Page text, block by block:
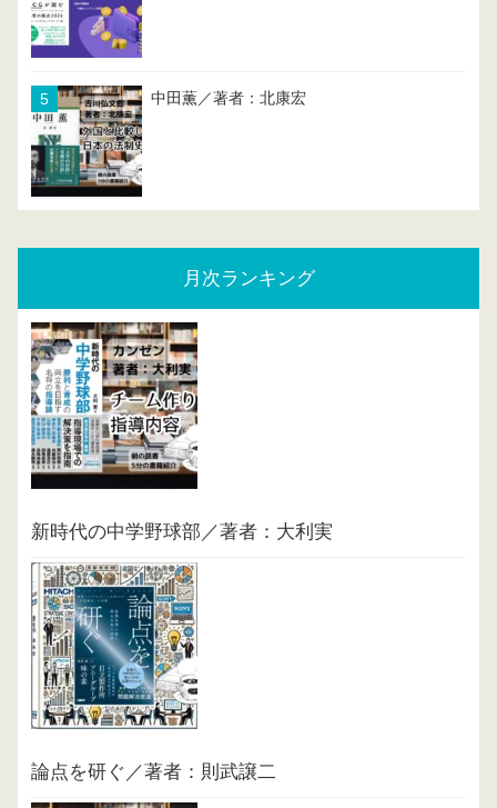
中田薫／著者：北康宏
月次ランキング
新時代の中学野球部／著者：大利実
論点を研ぐ／著者：則武譲二